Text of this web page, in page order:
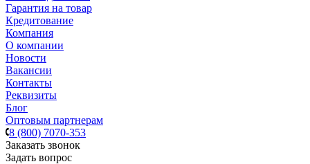
Гарантия на товар
Кредитование
Компания
О компании
Новости
Вакансии
Контакты
Реквизиты
Блог
Оптовым партнерам
8 (800) 7070-353
Заказать звонок
Задать вопрос